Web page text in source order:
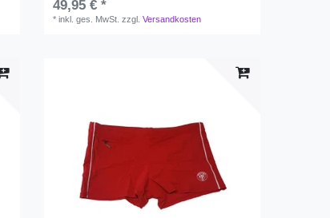
49,95 € *
*inkl. ges. MwSt. zzgl.Versandkosten